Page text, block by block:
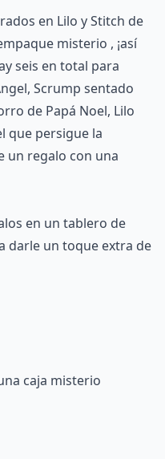
en Lilo y Stitch de
misterio , ¡así
seis en total para
Scrump sentado
de Papá Noel, Lilo
que persigue la
un regalo con una
en un tablero de
darle un toque extra de
caja misterio